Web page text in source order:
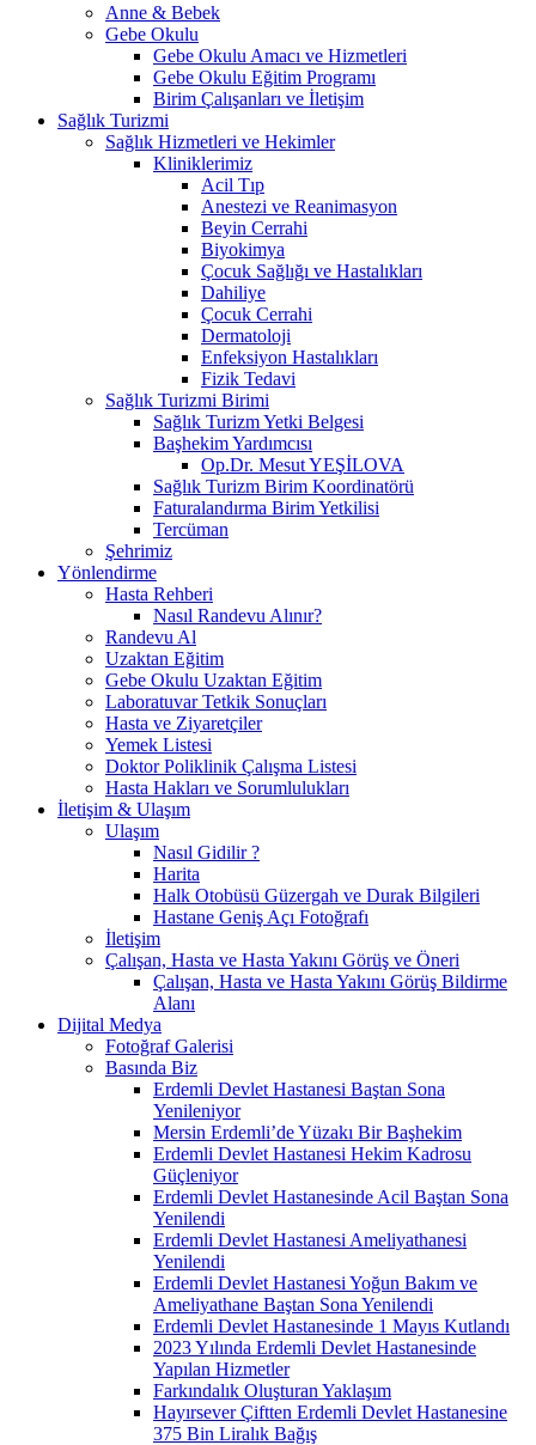
Anne & Bebek
Gebe Okulu
Gebe Okulu Amacı ve Hizmetleri
Gebe Okulu Eğitim Programı
Birim Çalışanları ve İletişim
Sağlık Turizmi
Sağlık Hizmetleri ve Hekimler
Kliniklerimiz
Acil Tıp
Anestezi ve Reanimasyon
Beyin Cerrahi
Biyokimya
Çocuk Sağlığı ve Hastalıkları
Dahiliye
Çocuk Cerrahi
Dermatoloji
Enfeksiyon Hastalıkları
Fizik Tedavi
Sağlık Turizmi Birimi
Sağlık Turizm Yetki Belgesi
Başhekim Yardımcısı
Op.Dr. Mesut YEŞİLOVA
Sağlık Turizm Birim Koordinatörü
Faturalandırma Birim Yetkilisi
Tercüman
Şehrimiz
Yönlendirme
Hasta Rehberi
Nasıl Randevu Alınır?
Randevu Al
Uzaktan Eğitim
Gebe Okulu Uzaktan Eğitim
Laboratuvar Tetkik Sonuçları
Hasta ve Ziyaretçiler
Yemek Listesi
Doktor Poliklinik Çalışma Listesi
Hasta Hakları ve Sorumlulukları
İletişim & Ulaşım
Ulaşım
Nasıl Gidilir ?
Harita
Halk Otobüsü Güzergah ve Durak Bilgileri
Hastane Geniş Açı Fotoğrafı
İletişim
Çalışan, Hasta ve Hasta Yakını Görüş ve Öneri
Çalışan, Hasta ve Hasta Yakını Görüş Bildirme
Alanı
Dijital Medya
Fotoğraf Galerisi
Basında Biz
Erdemli Devlet Hastanesi Baştan Sona
Yenileniyor
Mersin Erdemli’de Yüzakı Bir Başhekim
Erdemli Devlet Hastanesi Hekim Kadrosu
Güçleniyor
Erdemli Devlet Hastanesinde Acil Baştan Sona
Yenilendi
Erdemli Devlet Hastanesi Ameliyathanesi
Yenilendi
Erdemli Devlet Hastanesi Yoğun Bakım ve
Ameliyathane Baştan Sona Yenilendi
Erdemli Devlet Hastanesinde 1 Mayıs Kutlandı
2023 Yılında Erdemli Devlet Hastanesinde
Yapılan Hizmetler
Farkındalık Oluşturan Yaklaşım
Hayırsever Çiftten Erdemli Devlet Hastanesine
375 Bin Liralık Bağış